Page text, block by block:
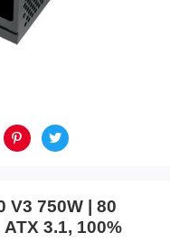
V3 750W | 80
3.1, 100%